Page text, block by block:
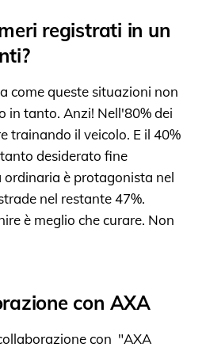
registrati in un
come queste situazioni non
in tanto. Anzi! Nell'80% dei
trainando il veicolo. E il 40%
desiderato fine
è protagonista nel
nel restante 47%.
è meglio che curare. Non
con AXA
con "AXA